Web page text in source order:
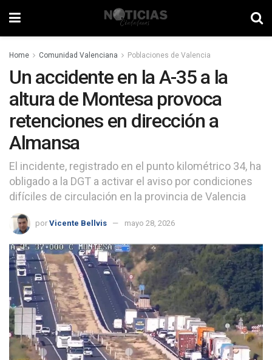
Home Comunidad Valenciana Poblaciones de Valencia
Un accidente en la A-35 a la
altura de Montesa provoca
retenciones en dirección a
Almansa
El incidente, registrado en el punto kilométrico 34, ha
obligado a la DGT a activar el aviso por condiciones
difíciles de circulación en la provincia de Valencia
por Vicente Bellvis mayo 28, 2026